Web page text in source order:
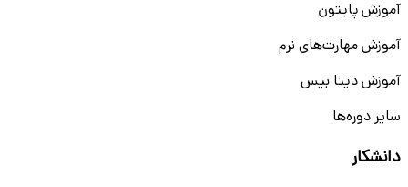
آموزش پایتون
آموزش مهارت‌های نرم
آموزش دیتا بیس
سایر دوره‌ها
دانشکار